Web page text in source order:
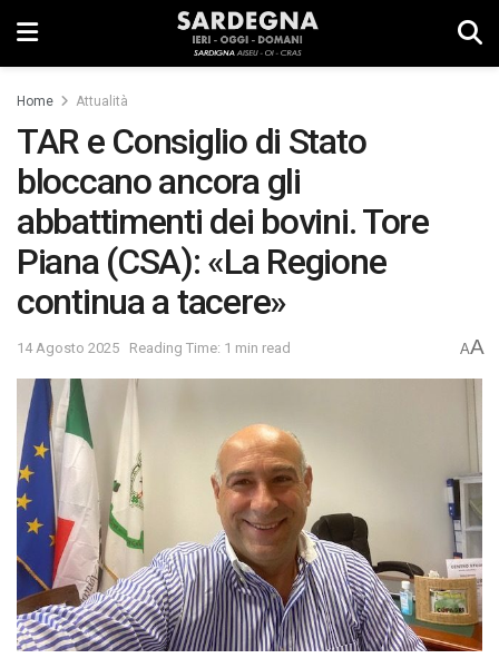
Home Attualità
TAR e Consiglio di Stato
bloccano ancora gli
abbattimenti dei bovini. Tore
Piana (CSA): «La Regione
continua a tacere»
14 Agosto 2025 Reading Time: 1 min read AA